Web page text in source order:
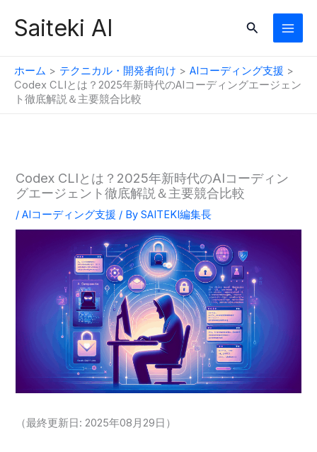
Saiteki AI
検
ホーム テクニカル・開発者向け
AIコーディング支援
Codex CLIとは？2025年新時代のAIコーディングエージェン
ト徹底解説＆主要競合比較
Codex CLIとは？2025年新時代のAIコーディン
グエージェント徹底解説＆主要競合比較
/AIコーディング支援 / BySAITEKI編集長
（最終更新日: 2025年08月29日）